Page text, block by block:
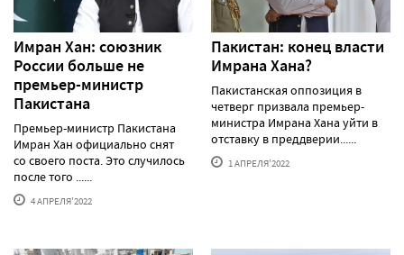
Имран Хан: союзник
России больше не
премьер-министр
Пакистана
Премьер-министр Пакистана
Имран Хан официально снят
со своего поста. Это случилось
после того ......
4 АПРЕЛЯ'2022
Пакистан: конец власти
Имрана Хана?
Пакистанская оппозиция в
четверг призвала премьер-
министра Имрана Хана уйти в
отставку в преддверии......
1 АПРЕЛЯ'2022